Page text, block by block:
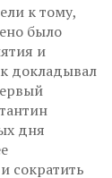
к тому,
было
и
докладывал
дня
сократить